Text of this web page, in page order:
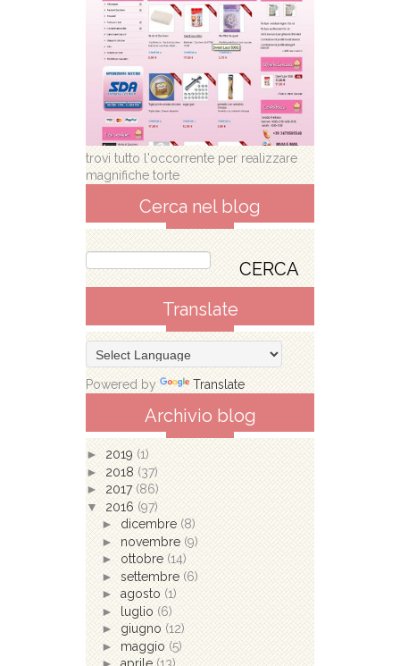
trovi tutto l'occorrente per realizzare
magnifiche torte
Cerca nel blog
Translate
Powered by Translate
Archivio blog
► 2019 (1)
► 2018 (37)
► 2017 (86)
▼ 2016 (97)
► dicembre (8)
► novembre (9)
► ottobre (14)
► settembre (6)
► agosto (1)
► luglio (6)
► giugno (12)
► maggio (5)